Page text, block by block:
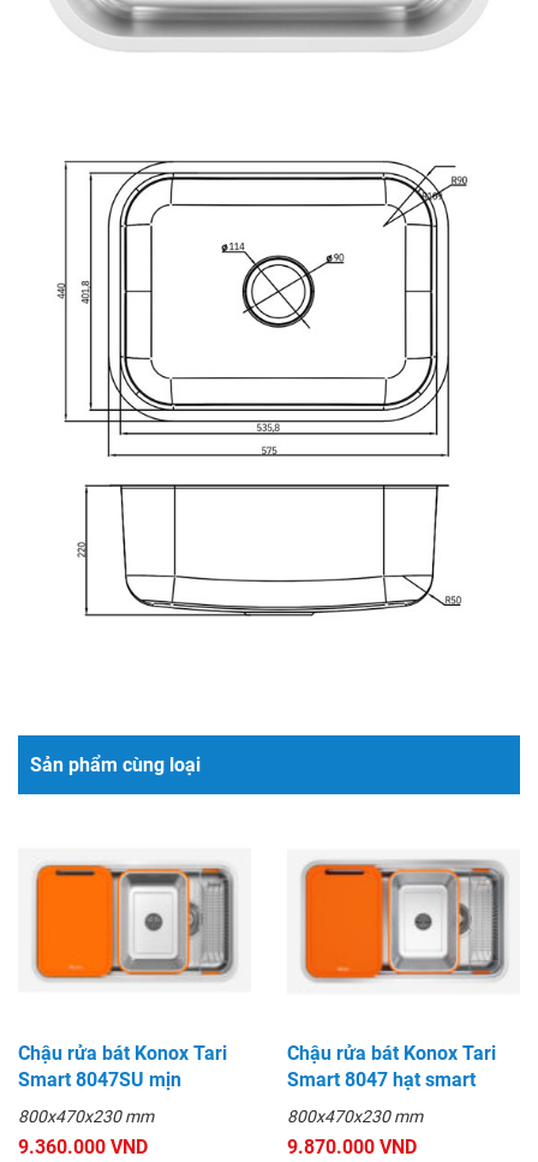
Sản phẩm cùng loại
Chậu rửa bát Konox Tari
Smart 8047SU mịn
800x470x230 mm
9.360.000 VND
Chậu rửa bát Konox Tari
Smart 8047 hạt smart
800x470x230 mm
9.870.000 VND